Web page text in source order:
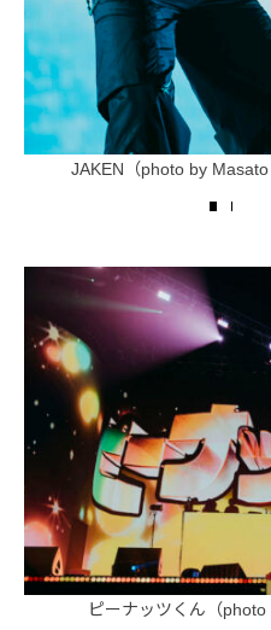
JAKEN（photo by Masato
ピーナッツくん（photo